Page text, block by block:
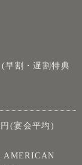
早割・遅割特典
(宴会平均)
AMERICAN